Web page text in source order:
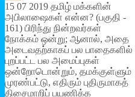
15 07 2019 தமிழ் மக்களின்
அபிலாஷைகள் என்ன? (பகுதி -
161) பிரிந்து நின்றவர்கள்
நோக்கம் ஒன்று; ஆனால், அதை
அடைவதற்காகப் பல பாதைகளில்
புறப்பட்ட பல அமைப்புகள்
ஒன்றோடொன்றும், தமக்குள்ளும்
முரண்பட்டு, எதிரும் புதிருமாகத்
திசைமாறிப் பயணிக்க